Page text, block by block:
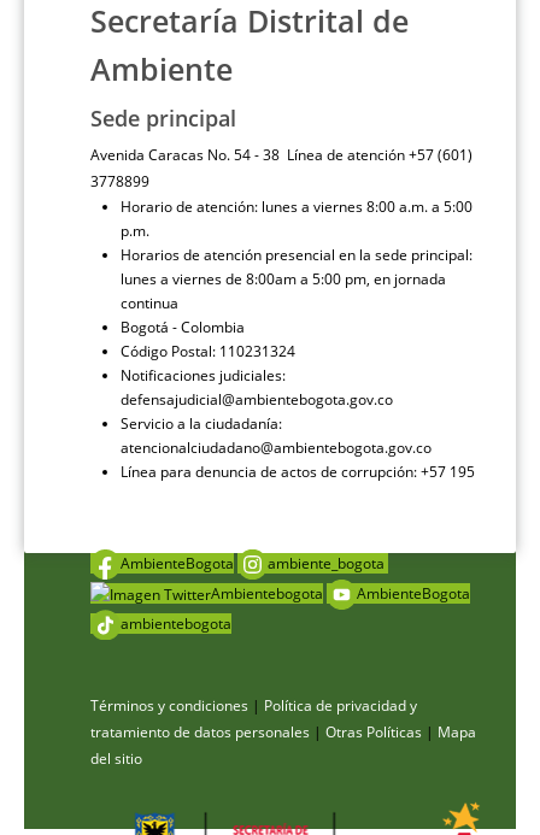
Secretaría Distrital de
Ambiente
Sede principal
Avenida Caracas No. 54 - 38 Línea de atención +57 (601)
3778899
Horario de atención: lunes a viernes 8:00 a.m. a 5:00
p.m.
Horarios de atención presencial en la sede principal:
lunes a viernes de 8:00am a 5:00 pm, en jornada
continua
Bogotá - Colombia
Código Postal: 110231324
Notificaciones judiciales:
defensajudicial@ambientebogota.gov.co
Servicio a la ciudadanía:
atencionalciudadano@ambientebogota.gov.co
Línea para denuncia de actos de corrupción: +57 195
AmbienteBogota
ambiente_bogota
Ambientebogota
AmbienteBogota
ambientebogota
Términos y condiciones | Política de privacidad y
tratamiento de datos personales | Otras Políticas | Mapa
del sitio